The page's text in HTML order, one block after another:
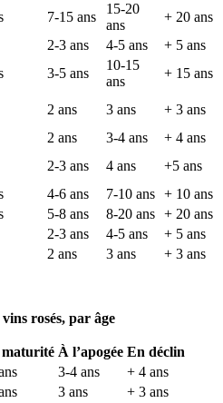
7-15 ans
15-20
ans
+ 20 ans
2-3 ans 4-5 ans
+ 5 ans
3-5 ans
10-15
ans
+ 15 ans
2 ans 3 ans
+ 3 ans
2 ans 3-4 ans
+ 4 ans
2-3 ans 4 ans
+5 ans
4-6 ans 7-10 ans + 10 ans
5-8 ans 8-20 ans + 20 ans
2-3 ans 4-5 ans
+ 5 ans
2 ans 3 ans + 3 ans
rosés, par âge
À l’apogée En déclin
3-4 ans
+ 4 ans
3 ans
+ 3 ans